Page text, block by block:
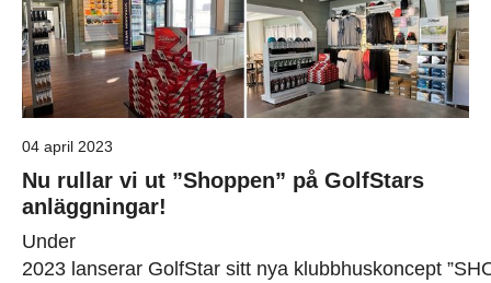
04 april 2023
Nu rullar vi ut ”Shoppen” på GolfStars
anläggningar!
Under
2023 lanserar GolfStar sitt nya klubbhuskoncept